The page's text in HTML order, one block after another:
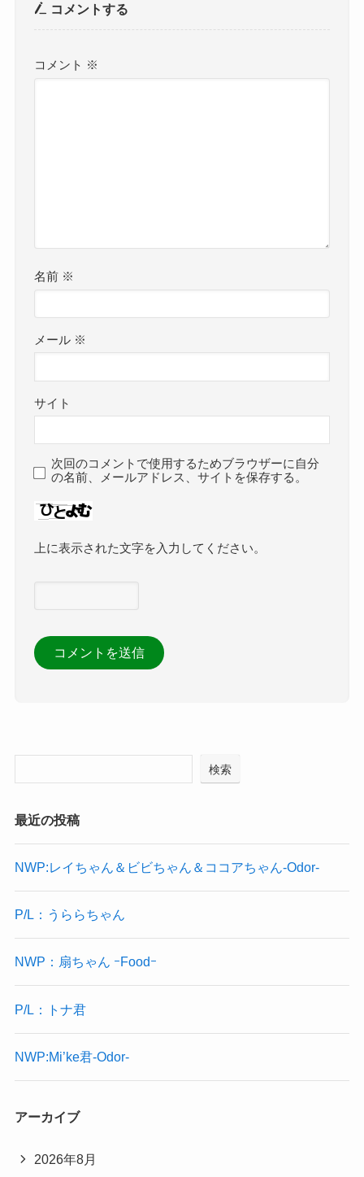
コメントする
コメント ※
名前 ※
メール ※
サイト
次回のコメントで使用するためブラウザーに自分
の名前、メールアドレス、サイトを保存する。
上に表示された文字を入力してください。
検索
最近の投稿
NWP:レイちゃん＆ビビちゃん＆ココアちゃん-Odor-
P/L：うららちゃん
NWP：扇ちゃん ｰFoodｰ
P/L：トナ君
NWP:Mi’ke君-Odor-
アーカイブ
2026年8月